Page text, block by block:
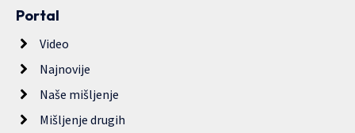
Portal
Video
Najnovije
Naše mišljenje
Mišljenje drugih